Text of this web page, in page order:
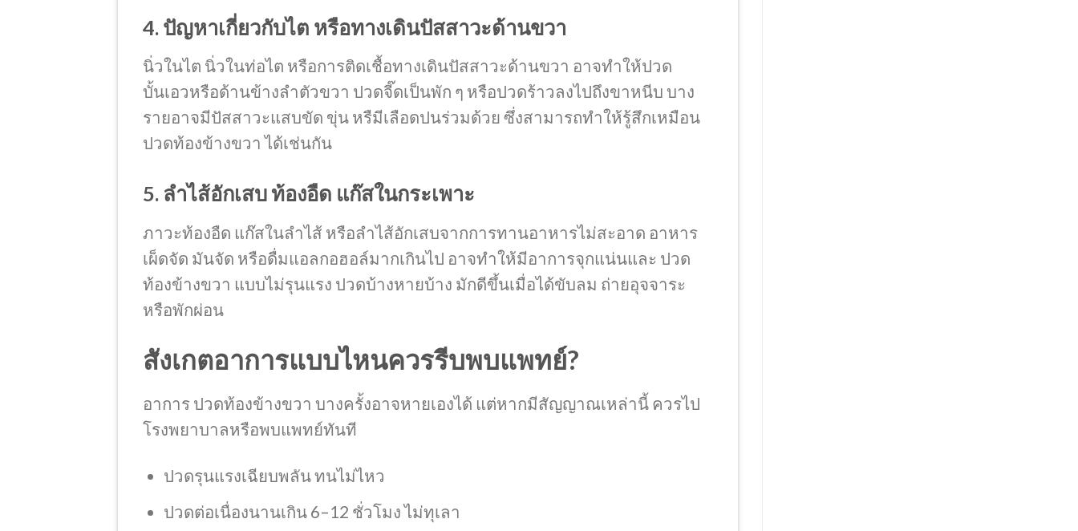
4. ปัญหาเกี่ยวกับไต หรือทางเดินปัสสาวะด้านขวา
นิ่วในไต นิ่วในท่อไต หรือการติดเชื้อทางเดินปัสสาวะด้านขวา อาจทำให้ปวด
บั้นเอวหรือด้านข้างลำตัวขวา ปวดจี๊ดเป็นพัก ๆ หรือปวดร้าวลงไปถึงขาหนีบ บาง
รายอาจมีปัสสาวะแสบขัด ขุ่น หรืมีเลือดปนร่วมด้วย ซึ่งสามารถทำให้รู้สึกเหมือน
ปวดท้องข้างขวา ได้เช่นกัน
5. ลำไส้อักเสบ ท้องอืด แก๊สในกระเพาะ
ภาวะท้องอืด แก๊สในลำไส้ หรือลำไส้อักเสบจากการทานอาหารไม่สะอาด อาหาร
เผ็ดจัด มันจัด หรือดื่มแอลกอฮอล์มากเกินไป อาจทำให้มีอาการจุกแน่นและ ปวด
ท้องข้างขวา แบบไม่รุนแรง ปวดบ้างหายบ้าง มักดีขึ้นเมื่อได้ขับลม ถ่ายอุจจาระ
หรือพักผ่อน
สังเกตอาการแบบไหนควรรีบพบแพทย์?
อาการ ปวดท้องข้างขวา บางครั้งอาจหายเองได้ แต่หากมีสัญญาณเหล่านี้ ควรไป
โรงพยาบาลหรือพบแพทย์ทันที
ปวดรุนแรงเฉียบพลัน ทนไม่ไหว
ปวดต่อเนื่องนานเกิน 6–12 ชั่วโมง ไม่ทุเลา